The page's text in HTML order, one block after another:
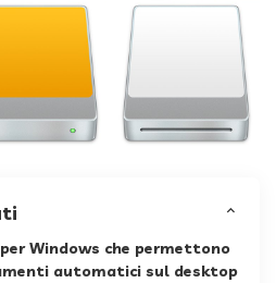
Windows che permettono
automatici sul desktop